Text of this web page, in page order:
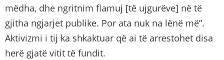
mëdha, dhe ngritnim flamuj [të ujgurëve] në të
gjitha ngjarjet publike. Por ata nuk na lënë më”.
Aktivizmi i tij ka shkaktuar që ai të arrestohet disa
herë gjatë vitit të fundit.